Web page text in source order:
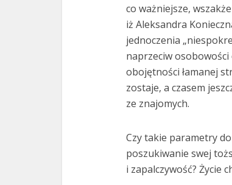
co ważniejsze,
iż Aleksandra
jednoczenia
naprzeciw osobowości
obojętności łamanej
zostaje, a czasem
ze znajomych.
Czy takie parametry
poszukiwanie swej
i zapalczywość? Życie